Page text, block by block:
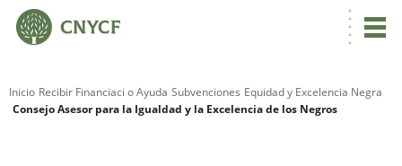
Inicio Recibir Financiaci o Ayuda Subvenciones Equidad y Excelencia Negra
Consejo Asesor para la Igualdad y la Excelencia de los Negros